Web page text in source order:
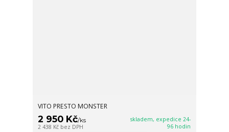
VITO PRESTO MONSTER
2 950 Kč/ks
2 438 Kč bez DPH
skladem, expedice 24-
96 hodin